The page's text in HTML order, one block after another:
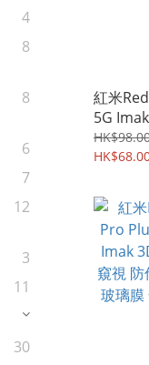
4
8
8
6
7
12
3
11
30
紅米
5G
空設計
機邊框